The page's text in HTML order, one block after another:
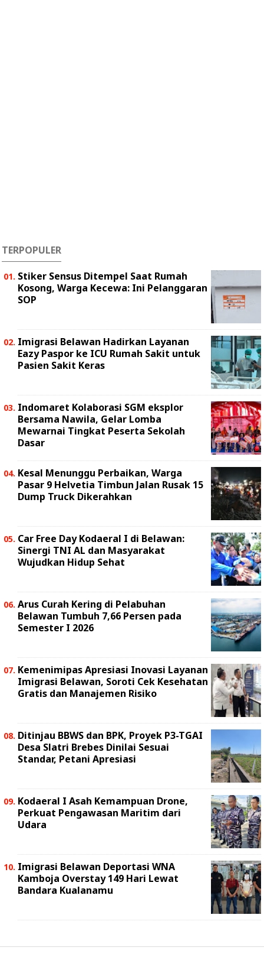
TERPOPULER
Stiker Sensus Ditempel Saat Rumah
Kosong, Warga Kecewa: Ini Pelanggaran
SOP
Imigrasi Belawan Hadirkan Layanan
Eazy Paspor ke ICU Rumah Sakit untuk
Pasien Sakit Keras
Indomaret Kolaborasi SGM eksplor
Bersama Nawila, Gelar Lomba
Mewarnai Tingkat Peserta Sekolah
Dasar
Kesal Menunggu Perbaikan, Warga
Pasar 9 Helvetia Timbun Jalan Rusak 15
Dump Truck Dikerahkan
Car Free Day Kodaeral I di Belawan:
Sinergi TNI AL dan Masyarakat
Wujudkan Hidup Sehat
Arus Curah Kering di Pelabuhan
Belawan Tumbuh 7,66 Persen pada
Semester I 2026
Kemenimipas Apresiasi Inovasi Layanan
Imigrasi Belawan, Soroti Cek Kesehatan
Gratis dan Manajemen Risiko
Ditinjau BBWS dan BPK, Proyek P3-TGAI
Desa Slatri Brebes Dinilai Sesuai
Standar, Petani Apresiasi
Kodaeral I Asah Kemampuan Drone,
Perkuat Pengawasan Maritim dari
Udara
Imigrasi Belawan Deportasi WNA
Kamboja Overstay 149 Hari Lewat
Bandara Kualanamu